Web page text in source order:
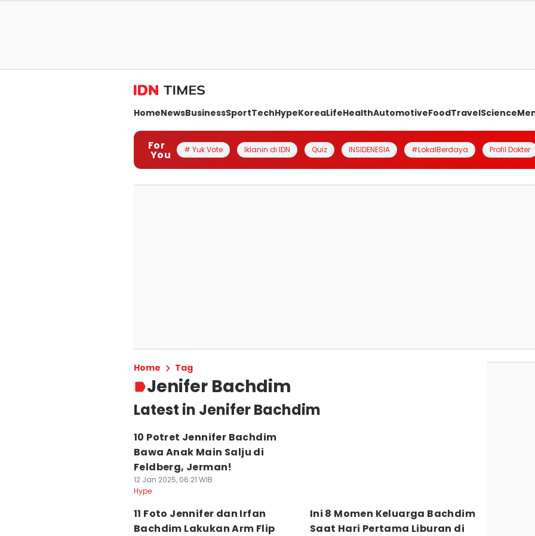
HomeNewsBusinessSportTechHypeKoreaLifeHealthAutomotiveFoodTravelScience
For
You # Yuk Vote Iklanin di IDN Quiz INSIDENESIA #LokalBerdaya Profil Dokter
Home Tag
Jenifer Bachdim
Latest in Jenifer Bachdim
10 Potret Jennifer Bachdim
Bawa Anak Main Salju di
Feldberg, Jerman!
12 Jan 2025, 06:21 WIB
Hype
11 Foto Jennifer dan Irfan
Bachdim Lakukan Arm Flip
Ini 8 Momen Keluarga Bachdim
Saat Hari Pertama Liburan di